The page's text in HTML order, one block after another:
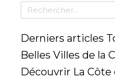
Rechercher
Derniers articles
Belles Villes de la
Découvrir La Côte